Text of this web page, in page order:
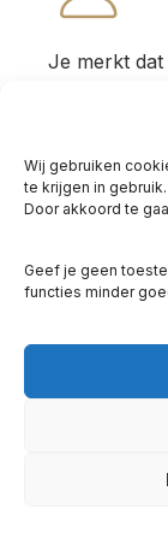
Wij gebruiken
te krijgen in gebruik.
Door akkoord te
Geef je geen
functies minder
Je merkt dat
Veel
Altijd